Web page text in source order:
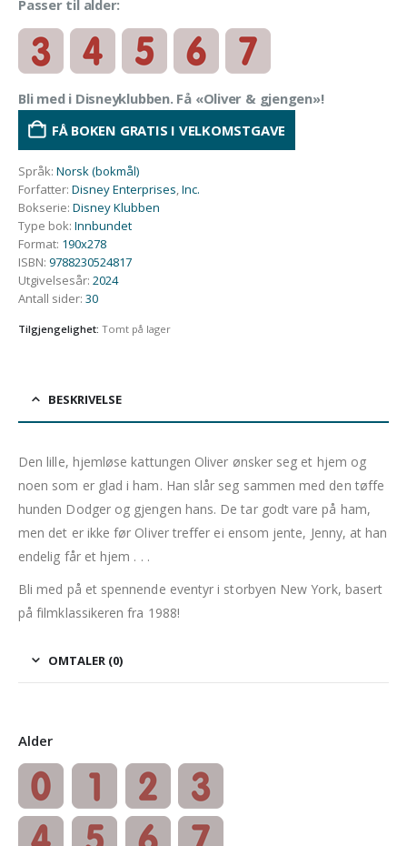
Passer til alder:
Bli med i Disneyklubben. Få «Oliver & gjengen»!
FÅ BOKEN GRATIS I VELKOMSTGAVE
Språk: Norsk (bokmål)
Forfatter: Disney Enterprises,Inc.
Bokserie: Disney Klubben
Type bok: Innbundet
Format: 190x278
ISBN: 9788230524817
Utgivelsesår: 2024
Antall sider: 30
Tilgjengelighet: Tomt på lager
BESKRIVELSE
Den lille, hjemløse kattungen Oliver ønsker seg et hjem og
noen som er glad i ham. Han slår seg sammen med den tøffe
hunden Dodger og gjengen hans. De tar godt vare på ham,
men det er ikke før Oliver treffer ei ensom jente, Jenny, at han
endelig får et hjem . . .
Bli med på et spennende eventyr i storbyen New York, basert
på filmklassikeren fra 1988!
OMTALER (0)
Alder